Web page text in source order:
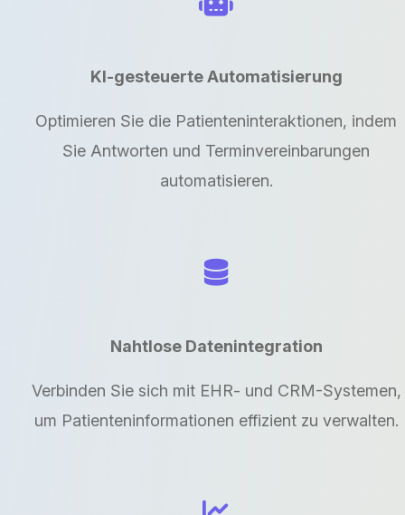
KI-gesteuerte Automatisierung
Optimieren Sie die Patienteninteraktionen, indem
Sie Antworten und Terminvereinbarungen
automatisieren.
Nahtlose Datenintegration
Verbinden Sie sich mit EHR- und CRM-Systemen,
um Patienteninformationen effizient zu verwalten.